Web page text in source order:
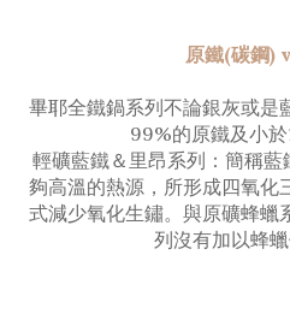
原鐵(碳鋼)
畢耶全鐵鍋系列不論銀灰或是
99%的原鐵及小於
輕礦藍鐵＆里昂系列：簡稱
夠高溫的熱源，所形成四氧化
式減少氧化生鏽。與原礦蜂蠟
列沒有加以蜂蠟